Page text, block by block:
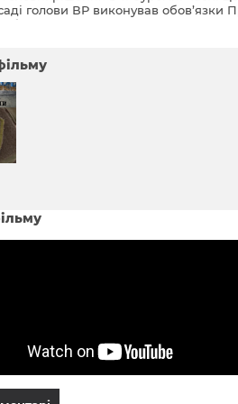
голови ВР виконував
оборони Степан Полторак,